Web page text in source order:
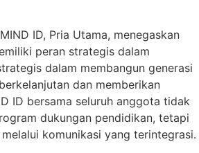
ID, Pria Utama, menegaskan
peran strategis dalam
dalam membangun generasi
dan memberikan
ID bersama seluruh anggota tidak
dukungan pendidikan, tetapi
komunikasi yang terintegrasi.